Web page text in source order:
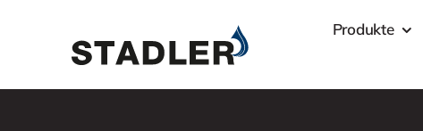
Produkte